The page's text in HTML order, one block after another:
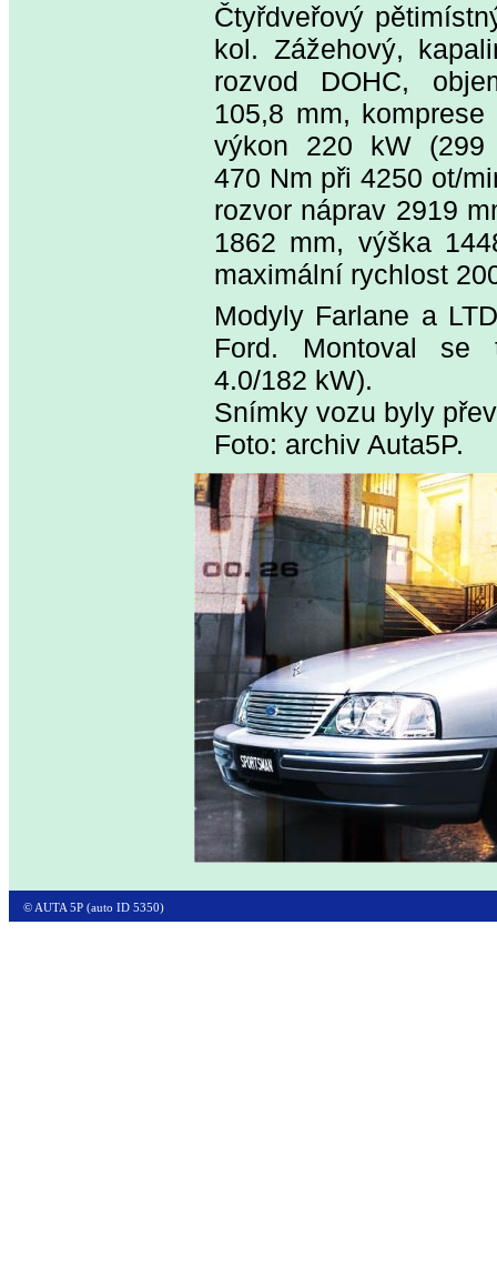
Čtyřdveřový
kol. Zážehový,
rozvod DOHC,
105,8 mm,
výkon 220 kW
470 Nm při 4250 ot/
rozvor náprav 2919
1862 mm, výška
maximální rychlost
Modyly Farlane a
Ford. Montoval se
4.0/182 kW).
Snímky vozu byly
Foto: archiv Auta5P.
© AUTA 5P (auto ID 5350)